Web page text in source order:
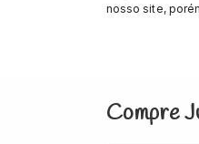
nosso site,
Compre